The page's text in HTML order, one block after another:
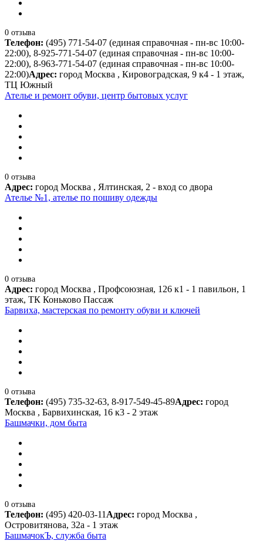
0 отзыва
Телефон: (495) 771-54-07 (единая справочная - пн-вс 10:00-
22:00), 8-925-771-54-07 (единая справочная - пн-вс 10:00-
22:00), 8-963-771-54-07 (единая справочная - пн-вс 10:00-
22:00)Адрес: город Москва , Кировоградская, 9 к4 - 1 этаж,
ТЦ Южный
Ателье и ремонт обуви, центр бытовых услуг
0 отзыва
Адрес: город Москва , Ялтинская, 2 - вход со двора
Ателье №1, ателье по пошиву одежды
0 отзыва
Адрес: город Москва , Профсоюзная, 126 к1 - 1 павильон, 1
этаж, ТК Коньково Пассаж
Барвиха, мастерская по ремонту обуви и ключей
0 отзыва
Телефон: (495) 735-32-63, 8-917-549-45-89Адрес: город
Москва , Барвихинская, 16 к3 - 2 этаж
Башмачки, дом быта
0 отзыва
Телефон: (495) 420-03-11 Адрес: город Москва ,
Островитянова, 32а - 1 этаж
БашмачокЪ, служба быта